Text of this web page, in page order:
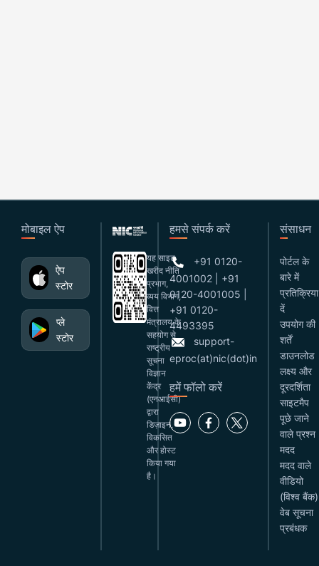
मोबाइल ऐप
ऐप
स्टोर
प्ले
स्टोर
यह साइट
खरीद नीति
प्रभाग,
व्यय विभाग,
वित्त
मंत्रालय के
सहयोग से
राष्ट्रीय
सूचना
विज्ञान
केंद्र
(एनआईसी)
द्वारा
डिज़ाइन,
विकसित
और होस्ट
किया गया
है।
हमसे संपर्क करें
+91 0120-
4001002 | +91
0120-4001005 |
+91 0120-
4493395
support-
eproc(at)nic(dot)in
हमें फॉलो करें
संसाधन
पोर्टल के
बारे में
प्रतिक्रिया
दें
उपयोग की
शर्तें
डाउनलोड
लक्ष्य और
दूरदर्शिता
साइटमैप
पूछे जाने
वाले प्रश्न
मदद
मदद वाले
वीडियो
(विश्व बैंक)
वेब सूचना
प्रबंधक